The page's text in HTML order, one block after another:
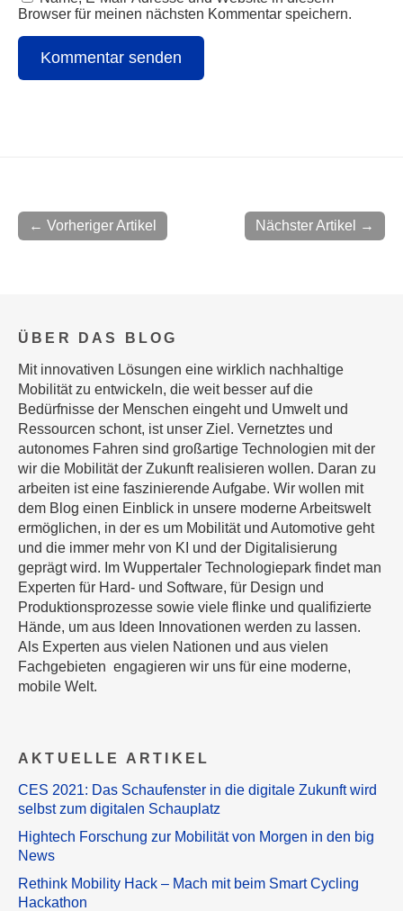
Browser für meinen nächsten Kommentar speichern.
Nächster Artikel →
← Vorheriger Artikel
ÜBER DAS BLOG
Mit innovativen Lösungen eine wirklich nachhaltige
Mobilität zu entwickeln, die weit besser auf die
Bedürfnisse der Menschen eingeht und Umwelt und
Ressourcen schont, ist unser Ziel. Vernetztes und
autonomes Fahren sind großartige Technologien mit der
wir die Mobilität der Zukunft realisieren wollen. Daran zu
arbeiten ist eine faszinierende Aufgabe. Wir wollen mit
dem Blog einen Einblick in unsere moderne Arbeitswelt
ermöglichen, in der es um Mobilität und Automotive geht
und die immer mehr von KI und der Digitalisierung
geprägt wird. Im Wuppertaler Technologiepark findet man
Experten für Hard- und Software, für Design und
Produktionsprozesse sowie viele flinke und qualifizierte
Hände, um aus Ideen Innovationen werden zu lassen.
Als Experten aus vielen Nationen und aus vielen
Fachgebieten engagieren wir uns für eine moderne,
mobile Welt.
AKTUELLE ARTIKEL
CES 2021: Das Schaufenster in die digitale Zukunft wird
selbst zum digitalen Schauplatz
Hightech Forschung zur Mobilität von Morgen in den big
News
Rethink Mobility Hack – Mach mit beim Smart Cycling
Hackathon